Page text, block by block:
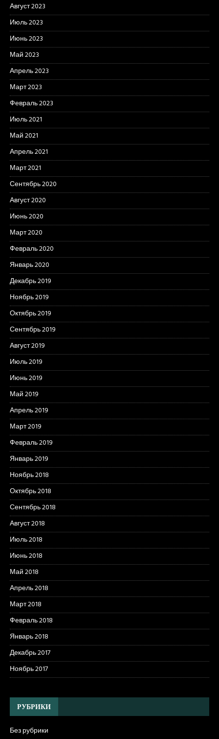
Август 2023
Июль 2023
Июнь 2023
Май 2023
Апрель 2023
Март 2023
Февраль 2023
Июль 2021
Май 2021
Апрель 2021
Март 2021
Сентябрь 2020
Август 2020
Июнь 2020
Март 2020
Февраль 2020
Январь 2020
Декабрь 2019
Ноябрь 2019
Октябрь 2019
Сентябрь 2019
Август 2019
Июль 2019
Июнь 2019
Май 2019
Апрель 2019
Март 2019
Февраль 2019
Январь 2019
Ноябрь 2018
Октябрь 2018
Сентябрь 2018
Август 2018
Июль 2018
Июнь 2018
Май 2018
Апрель 2018
Март 2018
Февраль 2018
Январь 2018
Декабрь 2017
Ноябрь 2017
РУБРИКИ
Без рубрики